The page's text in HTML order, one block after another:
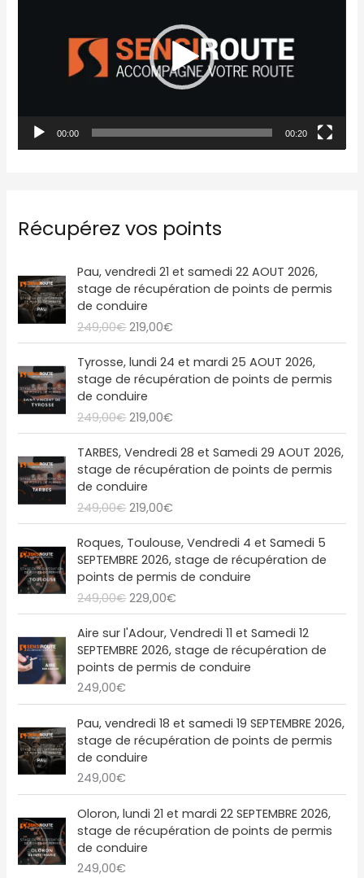
o
00:00 00:20
Récupérez vos points
Pau, vendredi 21 et samedi 22 AOUT 2026,
stage de récupération de points de permis
de conduire
249,00€
L
e
p
r
i
i
n
i
t
i
a
l
é
t
a
i
t
2
9
,
0
€
.
219,00€
e
p
a
c
e
l
e
:
2
1
,
0
€
.
Tyrosse, lundi 24 et mardi 25 AOUT 2026,
stage de récupération de points de permis
de conduire
249,00€
L
e
p
r
i
i
n
i
t
i
a
l
é
t
a
i
t
9
,
0
€
.
219,00€
L
e
p
a
c
e
l
e
s
t
:
2
1
0
€
TARBES, Vendredi 28 et Samedi 29 AOUT 2026,
stage de récupération de points de permis
de conduire
249,00€
e
p
r
i
x
i
n
i
t
i
a
l
é
a
i
t
9
,
0
219,00€
L
e
p
x
a
c
t
u
e
l
e
s
:
2
0
€
Roques, Toulouse, Vendredi 4 et Samedi 5
SEPTEMBRE 2026, stage de récupération de
points de permis de conduire
249,00€
e
p
r
i
x
i
n
i
i
a
l
é
a
i
t
229,00€
e
p
r
x
a
c
t
e
l
e
:
2
Aire sur l'Adour, Vendredi 11 et Samedi 12
SEPTEMBRE 2026, stage de récupération de
points de permis de conduire
249,00€
Pau, vendredi 18 et samedi 19 SEPTEMBRE 2026,
stage de récupération de points de permis
de conduire
249,00€
Oloron, lundi 21 et mardi 22 SEPTEMBRE 2026,
stage de récupération de points de permis
de conduire
249,00€